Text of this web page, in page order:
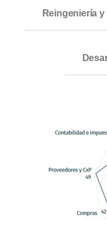
Reingeniería